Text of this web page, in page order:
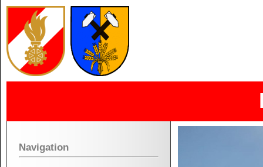
Navigation